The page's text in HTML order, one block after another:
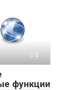
0
функции